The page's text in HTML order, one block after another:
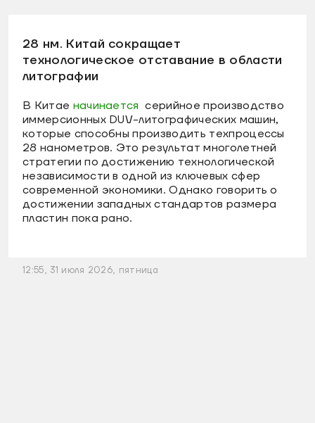
28 нм. Китай сокращает
технологическое отставание в области
литографии
В Китае начинается серийное производство
иммерсионных DUV-литографических машин,
которые способны производить техпроцессы
28 нанометров. Это результат многолетней
стратегии по достижению технологической
независимости в одной из ключевых сфер
современной экономики. Однако говорить о
достижении западных стандартов размера
пластин пока рано.
12:55, 31 июля 2026, пятница